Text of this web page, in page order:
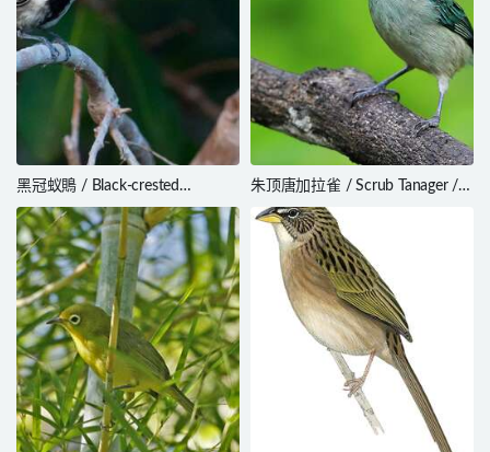
黑冠蚁鵙 / Black-crested
Antshrike / Sakesphorus
canadensis
朱顶唐加拉雀 / Scrub Tanager /
Stilpnia vitriolina